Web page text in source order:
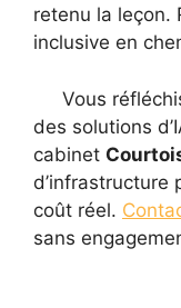
retenu la leçon.
inclusive en
Vous
des solutions
cabinet
d’infrastructure
coût réel.
sans